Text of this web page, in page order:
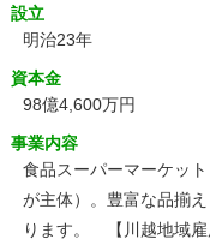
設立
明治23年
資本金
98億4,600万円
事業内容
食品スーパーマーケッ
が主体）。豊富な品揃
ります。 【川越地域雇